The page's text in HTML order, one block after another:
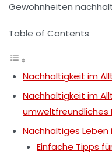
Gewohnheiten
Table of Contents
Nachhaltigkeit im
Nachhaltigkeit im
umweltfreundliches
Nachhaltiges Leben
Einfache Tipps